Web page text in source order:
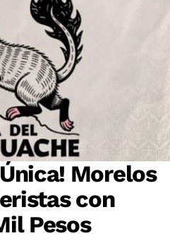
Morelos
con
Pesos